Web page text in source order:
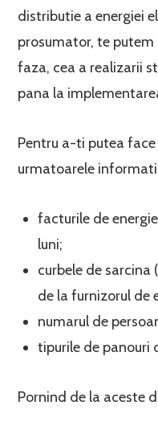
distributie a energiei
prosumator, te
faza, cea a realizarii
pana la
Pentru a-ti putea
urmatoarele
facturile de
luni;
curbele de sarcina
de la furnizorul de
numarul de
tipurile de panouri
Pornind de la aceste